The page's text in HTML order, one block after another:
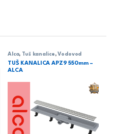
Alca, Tuš kanalice ,Vodovod
TUŠ KANALICA APZ9 550mm –
ALCA